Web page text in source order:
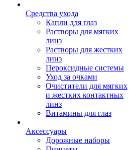
Средства ухода
Капли для глаз
Растворы для мягких
линз
Растворы для жестких
линз
Пероксидные системы
Уход за очками
Очистители для мягких
и жестких контактных
линз
Витамины для глаз
Аксессуары
Дорожные наборы